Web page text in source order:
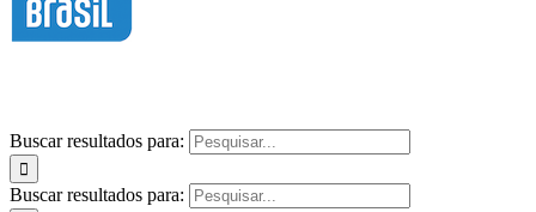
Buscar resultados para:
Buscar resultados para: